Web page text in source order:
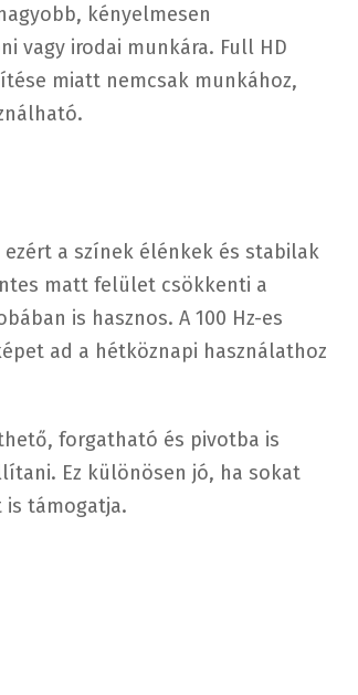
kényelmesen
vagy irodai munkára. Full HD
miatt nemcsak munkához,
ezért a színek élénkek és stabilak
matt felület csökkenti a
is hasznos. A 100 Hz-es
ad a hétköznapi használathoz
forgatható és pivotba is
Ez különösen jó, ha sokat
támogatja.